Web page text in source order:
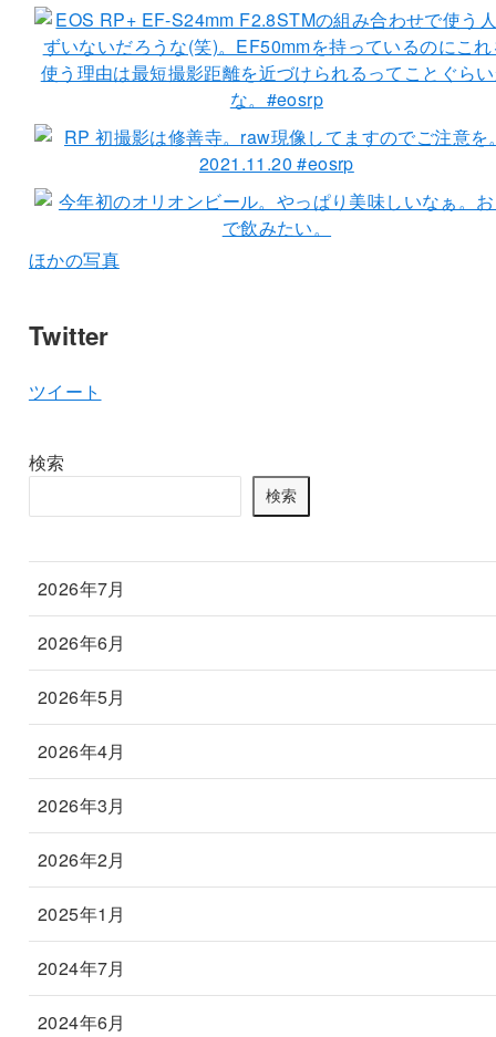
ほかの写真
Twitter
ツイート
検索
検索
2026年7月
2026年6月
2026年5月
2026年4月
2026年3月
2026年2月
2025年1月
2024年7月
2024年6月